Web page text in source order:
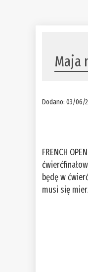
Maja
Dodano: 03/06/
FRENCH
będę w
musi się